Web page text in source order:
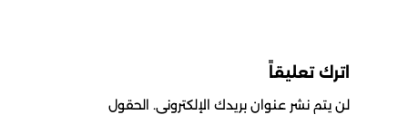
اترك تعليقاً
لن يتم نشر عنوان بريدك الإلكتروني. الحقول